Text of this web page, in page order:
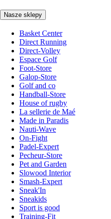
Nasze sklepy
Basket Center
Direct Running
Direct-Volley
Espace Golf
Foot-Store
Galop-Store
Golf and co
Handball-Store
House of rugby
La sellerie de Maé
Made in Paradis
Nauti-Wave
On-Fight
Padel-Expert
Pecheur-Store
Pet and Garden
Slowood Interior
Smash-Expert
Sneak'In
Sneakids
Sport is good
Training-Fit